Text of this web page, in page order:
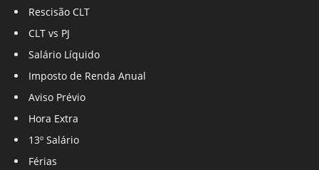
Rescisão CLT
CLT vs PJ
Salário Líquido
Imposto de Renda Anual
Aviso Prévio
Hora Extra
13º Salário
Férias